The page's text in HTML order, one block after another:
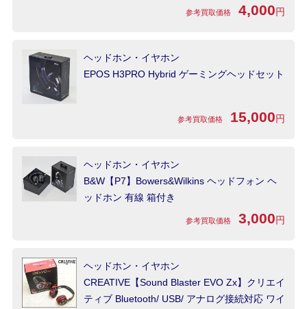
参考買取価格 4,000円
ヘッドホン・イヤホン
EPOS H3PRO Hybrid ゲーミングヘッドセット
参考買取価格 15,000円
ヘッドホン・イヤホン
B&W【P7】Bowers&Wilkins ヘッドフォン ヘ
ッドホン 有線 箱付き
参考買取価格 3,000円
ヘッドホン・イヤホン
CREATIVE【Sound Blaster EVO Zx】クリエイ
ティブ Bluetooth/ USB/ アナログ接続対応 ワイ